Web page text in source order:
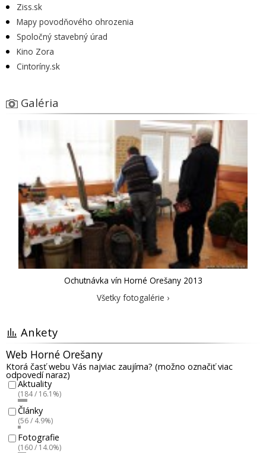
Ziss.sk
Mapy povodňového ohrozenia
Spoločný stavebný úrad
Kino Zora
Cintoríny.sk
Galéria
Ochutnávka vín Horné Orešany 2013
Všetky fotogalérie ›
Ankety
Web Horné Orešany
Ktorá časť webu Vás najviac zaujíma? (možno označiť viac
odpovedí naraz)
Aktuality
(184 / 16.1%)
Články
(56 / 4.9%)
Fotografie
(160 / 14.0%)